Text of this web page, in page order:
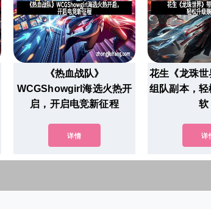
《热血战队》
WCGShowgirl海选火热开
启，开启电竞新征程
详情
花生《龙珠
组队副本，
软
详